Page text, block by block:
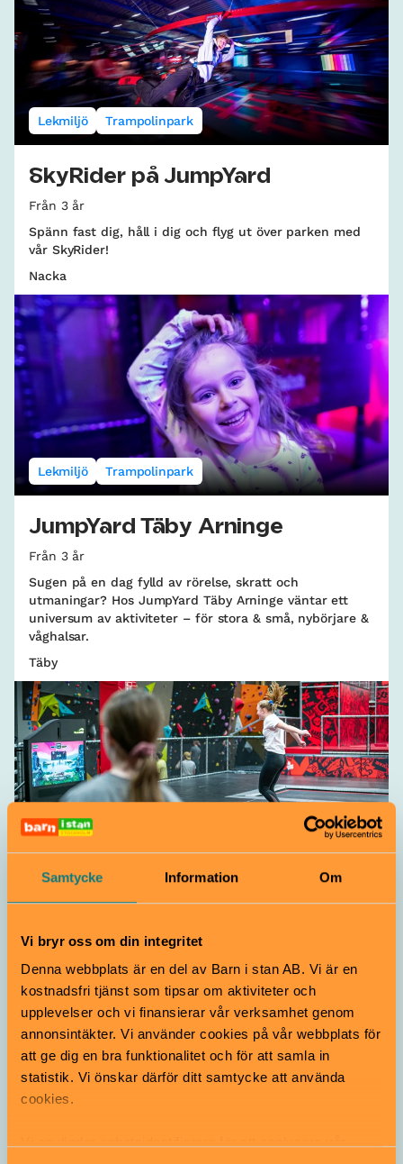
Samtycke Information Om
Vi bryr oss om din integritet
Denna webbplats är en del av Barn i stan AB. Vi är en
kostnadsfri tjänst som tipsar om aktiviteter och
upplevelser och vi finansierar vår verksamhet genom
annonsintäkter. Vi använder cookies på vår webbplats för
att ge dig en bra funktionalitet och för att samla in
statistik. Vi önskar därför ditt samtycke att använda
cookies.
Lekmiljö Trampolinpark
SkyRider på JumpYard
Från 3 år
Spänn fast dig, håll i dig och flyg ut över parken med
vår SkyRider!
Nacka
Lekmiljö Trampolinpark
JumpYard Täby Arninge
Från 3 år
Sugen på en dag fylld av rörelse, skratt och
utmaningar? Hos JumpYard Täby Arninge väntar ett
universum av aktiviteter – för stora & små, nybörjare &
våghalsar.
Täby
Lekmiljö Trampolinpark
Från 3 år
Studsa loss på trampoliner, prova klätterväggar, susa
fram i vår SkyRider eller testa vår ninjabana. Träna
volter i våra skumgummigropar eller testa nya tricks!
Nacka